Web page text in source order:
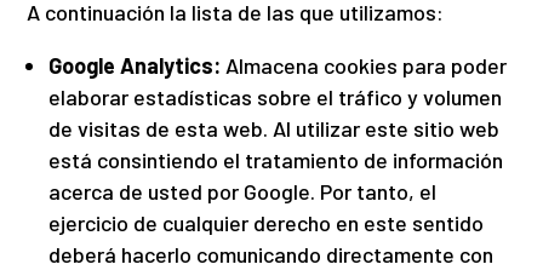
A continuación la lista de las que utilizamos:
Google Analytics: Almacena cookies para poder
elaborar estadísticas sobre el tráfico y volumen
de visitas de esta web. Al utilizar este sitio web
está consintiendo el tratamiento de información
acerca de usted por Google. Por tanto, el
ejercicio de cualquier derecho en este sentido
deberá hacerlo comunicando directamente con